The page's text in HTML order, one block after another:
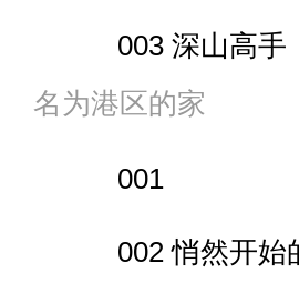
003 深山高手
004 你好太原
005 港区的道具
006 铁伞金龙
名为港区的家
001
002 悄然开始